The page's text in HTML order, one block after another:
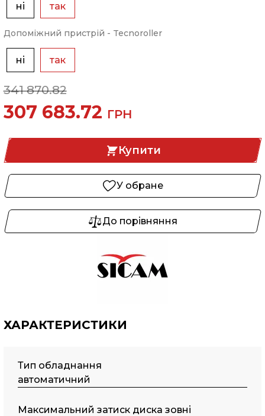
ні так
Допоміжний пристрій - Tecnoroller
ні так
341 870.82
307 683.72 ГРН
Купити
У обране
До порівняння
ХАРАКТЕРИСТИКИ
Тип обладнання
автоматичний
Maкcимaльний затиск диска зовні